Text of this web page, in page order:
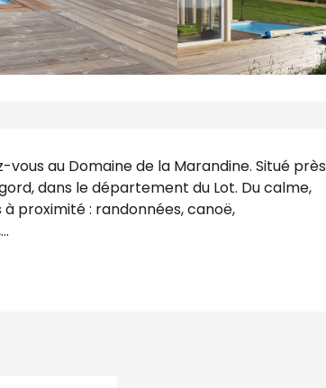
au Domaine de la Marandine. Situé près
dans le département du Lot. Du calme,
proximité : randonnées, canoë,